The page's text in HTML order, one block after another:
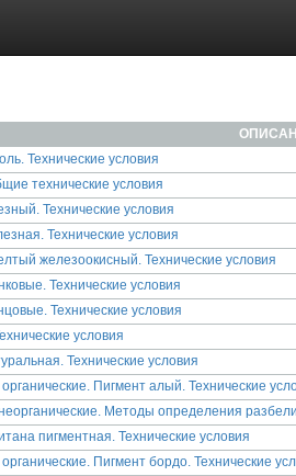
Технические условия
технические условия
Технические условия
Технические условия
железоокисный. Технические условия
Технические условия
Технические условия
условия
Технические условия
Пигмент алый. Технические
Методы определения
пигментная. Технические условия
Пигмент бордо. Технические